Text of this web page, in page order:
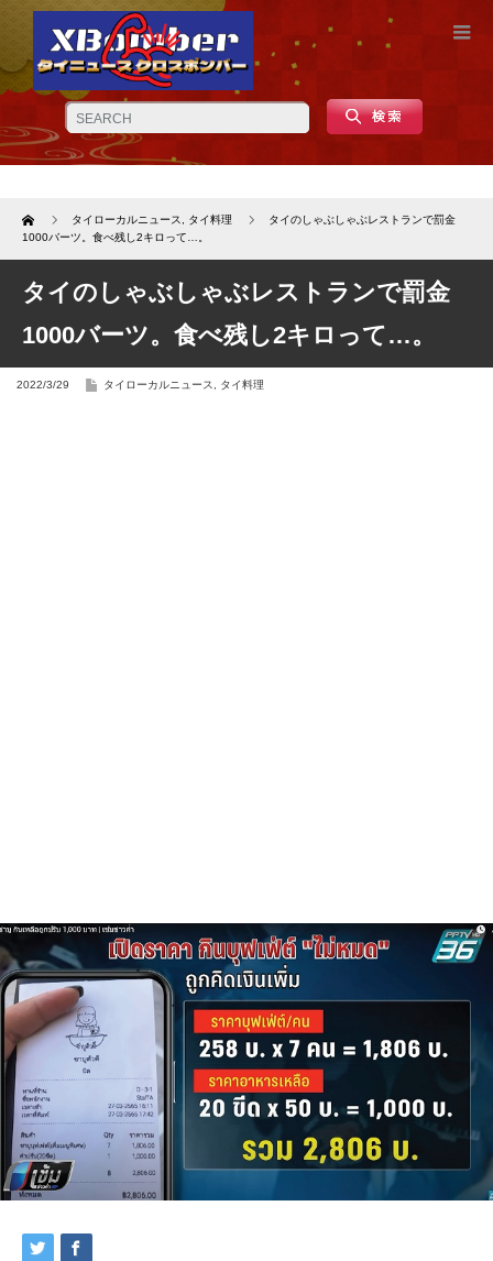
Home タイローカルニュース タイ料理
タイのしゃぶしゃぶレストランで罰金
1000バーツ。食べ残し2キロって…。
タイのしゃぶしゃぶレストランで罰金
1000バーツ。食べ残し2キロって…。
2022/3/29 タイローカルニュース タイ料理